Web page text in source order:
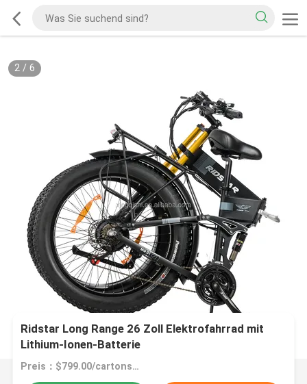
2/ 6
Ridstar Long Range 26 Zoll Elektrofahrrad mit
Lithium-Ionen-Batterie
Preis：$799.00/cartons 1-5 cartons